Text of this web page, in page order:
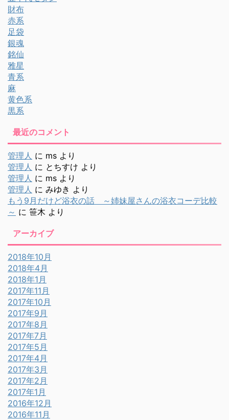
財布
赤系
足袋
銀魂
銘仙
雅星
青系
麻
黄色系
黒系
最近のコメント
管理人 に ms より
管理人 に とちすけ より
管理人 に ms より
管理人 に みゆき より
もう9月だけど浴衣の話 ～姉妹屋さんの浴衣コーデ比較
～ に 笹木 より
アーカイブ
2018年10月
2018年4月
2018年1月
2017年11月
2017年10月
2017年9月
2017年8月
2017年7月
2017年5月
2017年4月
2017年3月
2017年2月
2017年1月
2016年12月
2016年11月